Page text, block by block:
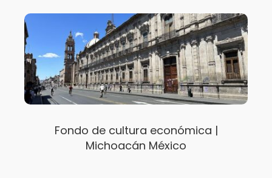
Fondo de cultura económica |
Michoacán México